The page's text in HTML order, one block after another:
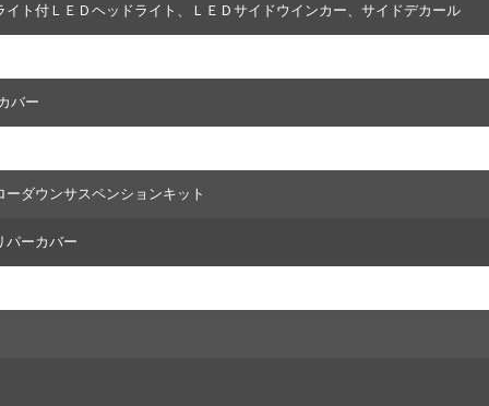
イト付ＬＥＤヘッドライト、ＬＥＤサイドウインカー、サイドデカール
バー
ダウンサスペンションキット
ーカバー